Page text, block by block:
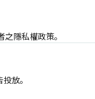
隱私權政策。
放。